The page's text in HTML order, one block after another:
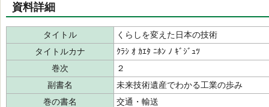
資料詳細
タイトル
くらしを変えた日本の技術
タイトルカナ
ｸﾗｼ ｵ ｶｴﾀ ﾆﾎﾝ ﾉ ｷﾞｼﾞｭﾂ
巻次
２
副書名
未来技術遺産でわかる工業の歩み
巻の書名
交通・輸送